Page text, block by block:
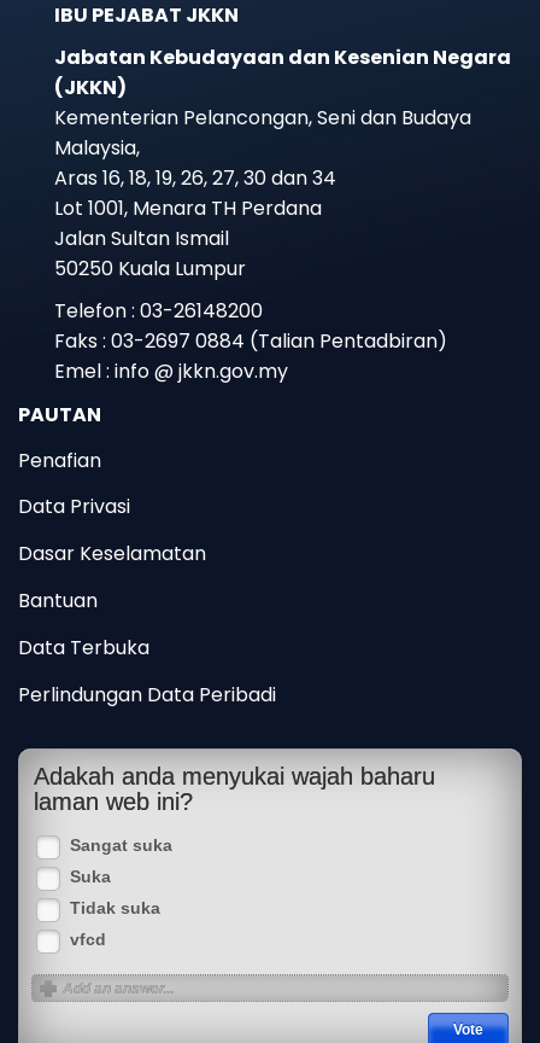
IBU PEJABAT JKKN
Jabatan Kebudayaan dan Kesenian Negara
(JKKN)
Kementerian Pelancongan, Seni dan Budaya
Malaysia,
Aras 16, 18, 19, 26, 27, 30 dan 34
Lot 1001, Menara TH Perdana
Jalan Sultan Ismail
50250 Kuala Lumpur
Telefon : 03-26148200
Faks : 03-2697 0884 (Talian Pentadbiran)
Emel : info @ jkkn.gov.my
PAUTAN
Penafian
Data Privasi
Dasar Keselamatan
Bantuan
Data Terbuka
Perlindungan Data Peribadi
Adakah anda menyukai wajah baharu
laman web ini?
Sangat suka
Suka
Tidak suka
vfcd